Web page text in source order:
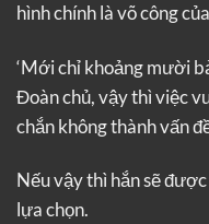
hình chính là võ công
‘Mới chỉ khoảng mười
Đoàn chủ, vậy thì việc
chắn không thành vấn
Nếu vậy thì hắn sẽ
lựa chọn.